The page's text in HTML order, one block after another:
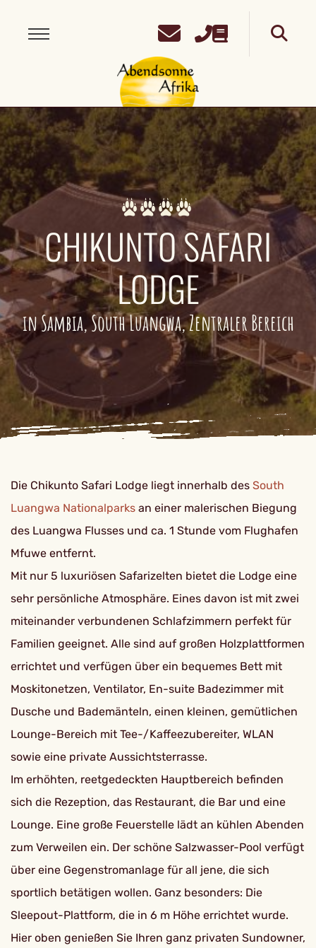
CHIKUNTO SAFARI
LODGE
in Sambia, South Luangwa, Zentraler Bereich
Die Chikunto Safari Lodge liegt innerhalb des South
Luangwa Nationalparks an einer malerischen Biegung
des Luangwa Flusses und ca. 1 Stunde vom Flughafen
Mfuwe entfernt.
Mit nur 5 luxuriösen Safarizelten bietet die Lodge eine
sehr persönliche Atmosphäre. Eines davon ist mit zwei
miteinander verbundenen Schlafzimmern perfekt für
Familien geeignet. Alle sind auf großen Holzplattformen
errichtet und verfügen über ein bequemes Bett mit
Moskitonetzen, Ventilator, En-suite Badezimmer mit
Dusche und Bademänteln, einen kleinen, gemütlichen
Lounge-Bereich mit Tee-/Kaffeezubereiter, WLAN
sowie eine private Aussichtsterrasse.
Im erhöhten, reetgedeckten Hauptbereich befinden
sich die Rezeption, das Restaurant, die Bar und eine
Lounge. Eine große Feuerstelle lädt an kühlen Abenden
zum Verweilen ein. Der schöne Salzwasser-Pool verfügt
über eine Gegenstromanlage für all jene, die sich
sportlich betätigen wollen. Ganz besonders: Die
Sleepout-Plattform, die in 6 m Höhe errichtet wurde.
Hier oben genießen Sie Ihren ganz privaten Sundowner,